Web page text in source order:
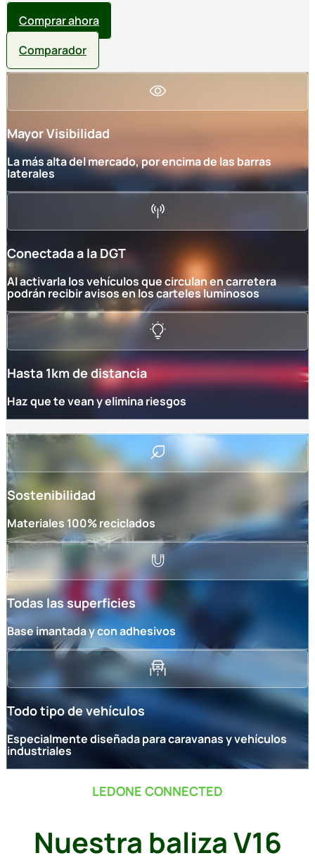
Comprar ahora
Comparador
Mayor Visibilidad
La más alta del mercado, por encima de las barras
laterales
Conectada a la DGT
Al activarla los vehículos que circulan en carretera
podrán recibir avisos en los carteles luminosos
Hasta 1km de distancia
Haz que te vean y elimina riesgos
Sostenibilidad
Materiales 100% reciclados
Todas las superficies
Base imantada y con adhesivos
Todo tipo de vehículos
Especialmente diseñada para caravanas y vehículos
industriales
LEDONE CONNECTED
Nuestra baliza V16